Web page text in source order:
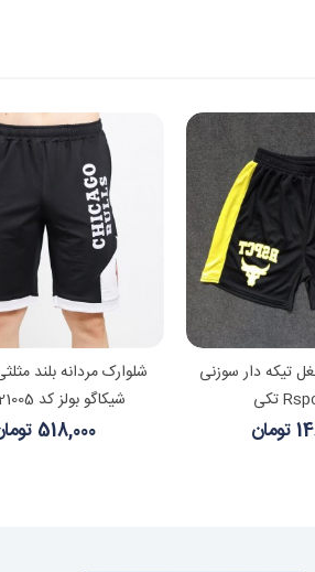
مشاهده
شلوارک مردانه بلند
شیکاگو بولز کد 21005 تکی
518,000 تومان
بیشتر
تیکه دار سوزنی